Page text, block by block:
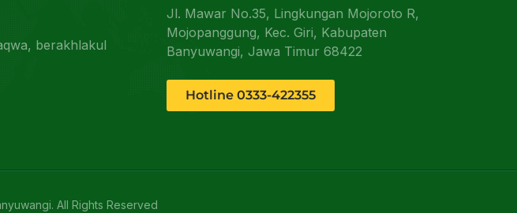
berakhlakul
Jl. Mawar No.35, Lingkungan Mojoroto R,
Mojopanggung, Kec. Giri, Kabupaten
Banyuwangi, Jawa Timur 68422
Hotline 0333-422355
All Rights Reserved